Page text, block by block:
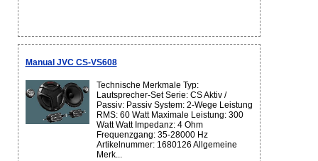
Manual JVC CS-VS608
Technische Merkmale Typ:
Lautsprecher-Set Serie: CS Aktiv /
Passiv: Passiv System: 2-Wege Leistung
RMS: 60 Watt Maximale Leistung: 300
Watt Watt Impedanz: 4 Ohm
Frequenzgang: 35-28000 Hz
Artikelnummer: 1680126 Allgemeine
Merk...